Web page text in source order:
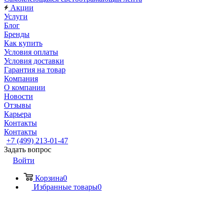
Акции
Услуги
Блог
Бренды
Как купить
Условия оплаты
Условия доставки
Гарантия на товар
Компания
О компании
Новости
Отзывы
Карьера
Контакты
Контакты
+7 (499) 213-01-47
Задать вопрос
Войти
Корзина0
Избранные товары0